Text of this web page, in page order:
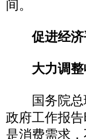
间。
促进经
大力调
国务院总理
政府工作报
是消费需求，